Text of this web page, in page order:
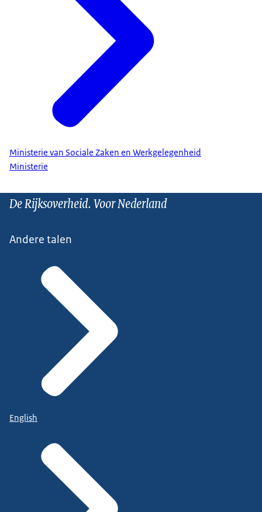
Ministerie van Sociale Zaken en Werkgelegenheid
Ministerie
De Rijksoverheid. Voor Nederland
Andere talen
English